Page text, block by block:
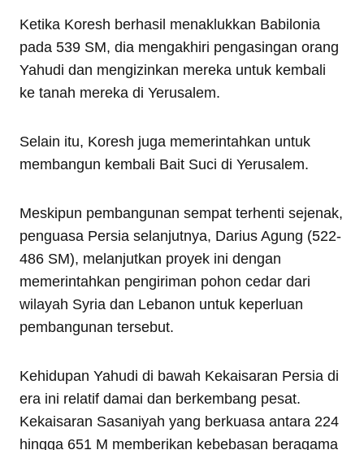
Ketika Koresh berhasil menaklukkan Babilonia
pada 539 SM, dia mengakhiri pengasingan orang
Yahudi dan mengizinkan mereka untuk kembali
ke tanah mereka di Yerusalem.
Selain itu, Koresh juga memerintahkan untuk
membangun kembali Bait Suci di Yerusalem.
Meskipun pembangunan sempat terhenti sejenak,
penguasa Persia selanjutnya, Darius Agung (522-
486 SM), melanjutkan proyek ini dengan
memerintahkan pengiriman pohon cedar dari
wilayah Syria dan Lebanon untuk keperluan
pembangunan tersebut.
Kehidupan Yahudi di bawah Kekaisaran Persia di
era ini relatif damai dan berkembang pesat.
Kekaisaran Sasaniyah yang berkuasa antara 224
hingga 651 M memberikan kebebasan beragama